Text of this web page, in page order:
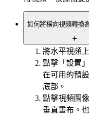
如何將橫向視頻轉換
將水平視頻
點擊「設置
在可用的預
底部。
點擊視頻圖
垂直畫布。